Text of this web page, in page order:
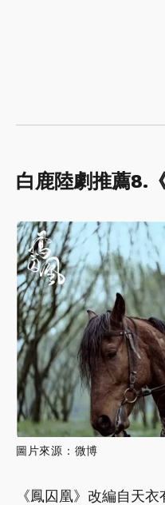
白鹿陸劇推薦8.
圖片來源：微博
《鳳囚凰》改編自天